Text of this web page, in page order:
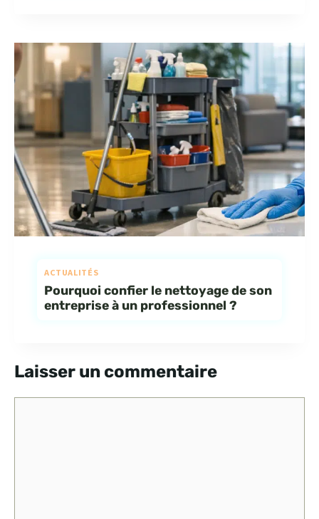
ACTUALITÉS
Pourquoi confier le nettoyage de son
entreprise à un professionnel ?
Laisser un commentaire